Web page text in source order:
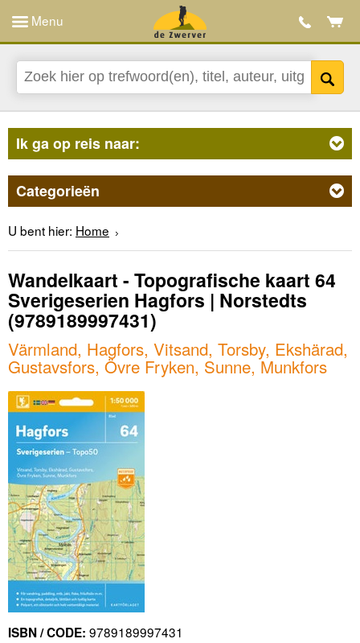
Menu
Ik ga op reis naar:
Categorieën
U bent hier: Home
Wandelkaart - Topografische kaart 64
Sverigeserien Hagfors | Norstedts
(9789189997431)
Värmland, Hagfors, Vitsand, Torsby, Ekshärad,
Gustavsfors, Övre Fryken, Sunne, Munkfors
ISBN / CODE: 9789189997431